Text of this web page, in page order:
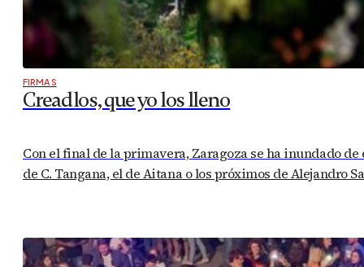
FIRMAS
Creadlos, que yo los lleno
Con el final de la primavera, Zaragoza se ha inundado
de C. Tangana, el de Aitana o los próximos de Alejandro